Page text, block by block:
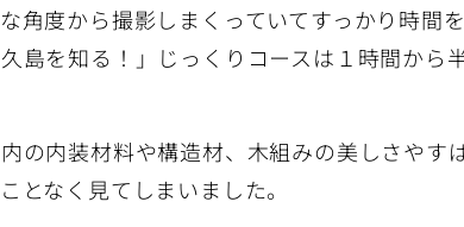
度から撮影しまくっていてすっかり時間を
島を知る！」じっくりコースは１時間から
の内装材料や構造材、木組みの美しさやす
となく見てしまいました。